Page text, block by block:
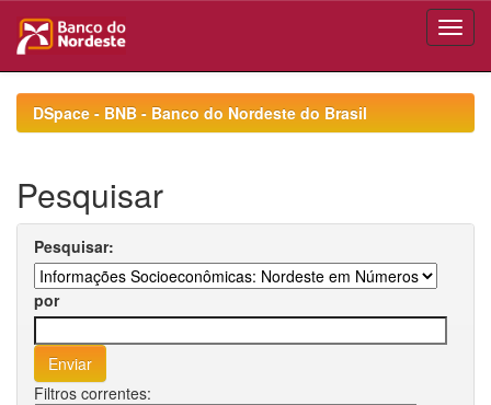
navigationDSpace - BNB - Banco do Nordeste do Brasil
Pesquisar
Pesquisar:
por
Filtros correntes: